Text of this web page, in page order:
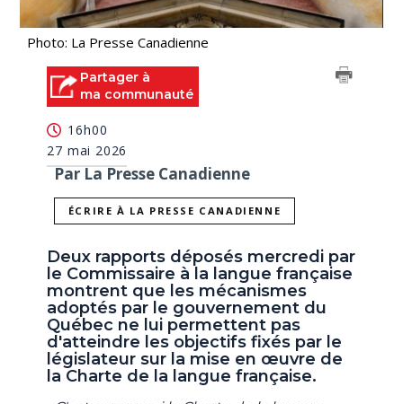
Photo: La Presse Canadienne
Partager à
ma communauté
16h00
27 mai 2026
Par La Presse Canadienne
ÉCRIRE À LA PRESSE CANADIENNE
Deux rapports déposés mercredi par
le Commissaire à la langue française
montrent que les mécanismes
adoptés par le gouvernement du
Québec ne lui permettent pas
d'atteindre les objectifs fixés par le
législateur sur la mise en œuvre de
la Charte de la langue française.